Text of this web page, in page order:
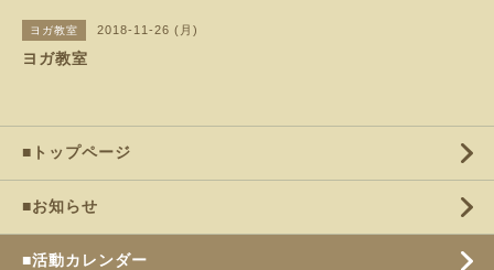
ヨガ教室 2018-11-26 (月)
ヨガ教室
■トップページ
■お知らせ
■活動カレンダー